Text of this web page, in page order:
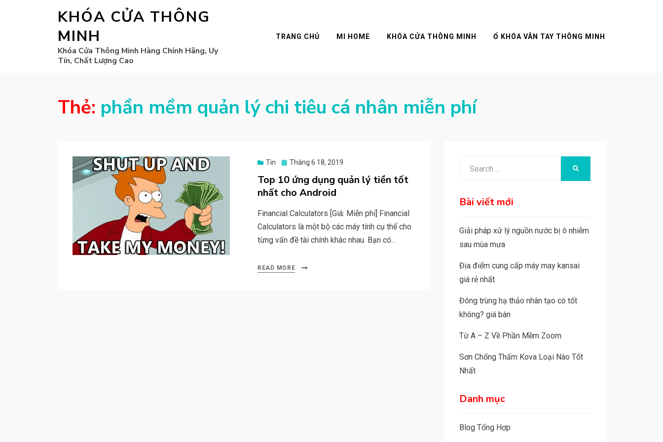
KHÓA CỬA THÔNG
MINH
Khóa Cửa Thông Minh Hàng Chính Hãng, Uy
Tín, Chất Lượng Cao
TRANG CHỦ MI HOME KHÓA CỬA THÔNG MINH Ổ KHÓA VÂN TAY THÔNG MINH
Thẻ: phần mềm quản lý chi tiêu cá nhân miễn phí
Tin
Posted
Tháng 6 18, 2019
Top 10 ứng dụng quản lý tiền tốt
nhất cho Android
Financial Calculators [Giá: Miễn phí] Financial
Calculators là một bộ các máy tính cụ thể cho
từng vấn đề tài chính khác nhau. Bạn có…
READ MORE
Bài viết mới
Giải pháp xử lý nguồn nước bị ô nhiễm
sau mùa mưa
Địa điểm cung cấp máy may kansai
giá rẻ nhất
Đông trùng hạ thảo nhân tạo có tốt
không? giá bán
Từ A – Z Về Phần Mềm Zoom
Sơn Chống Thấm Kova Loại Nào Tốt
Nhất
Danh mục
Blog Tổng Hợp